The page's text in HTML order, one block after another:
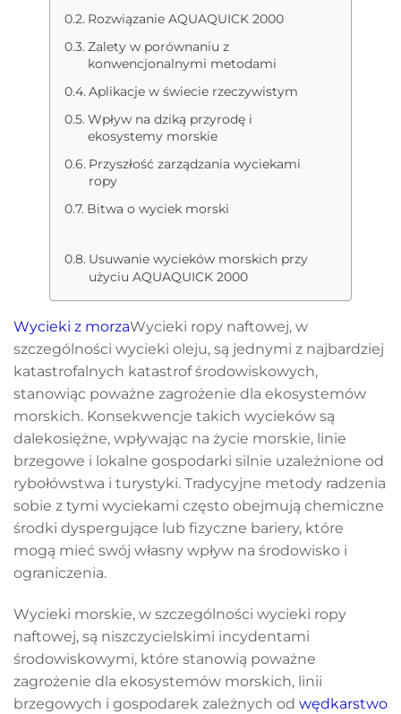
Rozwiązanie AQUAQUICK 2000
Zalety w porównaniu z
konwencjonalnymi metodami
Aplikacje w świecie rzeczywistym
Wpływ na dziką przyrodę i
ekosystemy morskie
Przyszłość zarządzania wyciekami
ropy
Bitwa o wyciek morski
Usuwanie wycieków morskich przy
użyciu AQUAQUICK 2000
Wycieki z morzaWycieki ropy naftowej, w
szczególności wycieki oleju, są jednymi z najbardziej
katastrofalnych katastrof środowiskowych,
stanowiąc poważne zagrożenie dla ekosystemów
morskich. Konsekwencje takich wycieków są
dalekosiężne, wpływając na życie morskie, linie
brzegowe i lokalne gospodarki silnie uzależnione od
rybołówstwa i turystyki. Tradycyjne metody radzenia
sobie z tymi wyciekami często obejmują chemiczne
środki dyspergujące lub fizyczne bariery, które
mogą mieć swój własny wpływ na środowisko i
ograniczenia.
Wycieki morskie, w szczególności wycieki ropy
naftowej, są niszczycielskimi incydentami
środowiskowymi, które stanowią poważne
zagrożenie dla ekosystemów morskich, linii
brzegowych i gospodarek zależnych od wędkarstwo